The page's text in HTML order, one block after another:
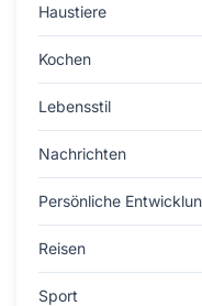
Haustiere
Kochen
Lebensstil
Nachrichten
Persönliche
Reisen
Sport